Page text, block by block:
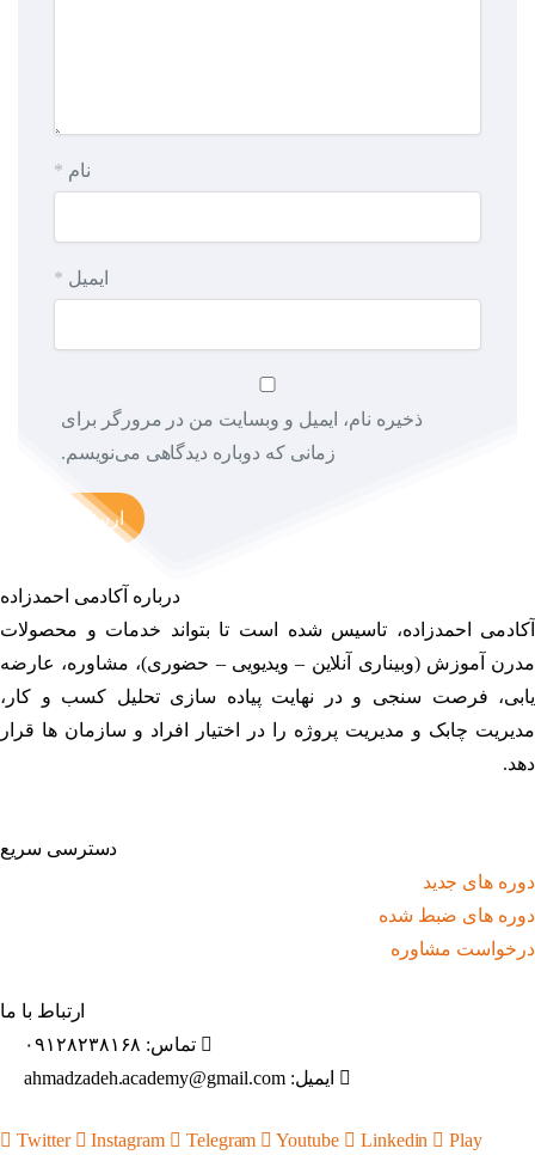
نام *
ایمیل *
ذخیره نام، ایمیل و وبسایت من در مرورگر برای
زمانی که دوباره دیدگاهی می‌نویسم.
درباره آکادمی احمدزاده
آکادمی احمدزاده، تاسیس شده است تا بتواند خدمات و محصولات
مدرن آموزش (وبیناری آنلاین – ویدیویی – حضوری)، مشاوره، عارضه
یابی، فرصت سنجی و در نهایت پیاده سازی تحلیل کسب و کار،
مدیریت چابک و مدیریت پروژه را در اختیار افراد و سازمان ها قرار
دهد.
دسترسی سریع
دوره های جدید
دوره های ضبط شده
درخواست مشاوره
ارتباط با ما
تماس: ۰۹۱۲۸۲۳۸۱۶۸
ایمیل: ahmadzadeh.academy@gmail.com
Twitter Instagram Telegram Youtube Linkedin Play